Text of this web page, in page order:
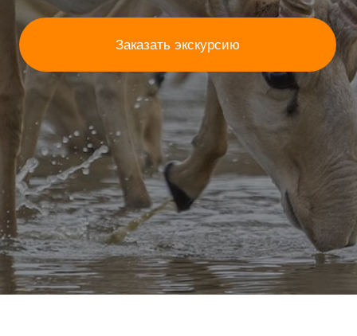
История
заповедника